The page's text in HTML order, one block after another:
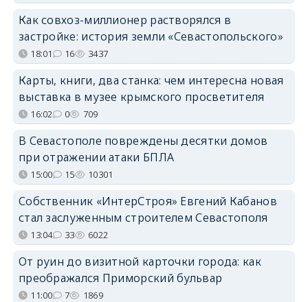
Как совхоз-миллионер растворялся в
застройке: история земли «Севастопольского»
18:01 16 3437
Карты, книги, два станка: чем интересна новая
выставка в музее крымского просветителя
16:02 0 709
В Севастополе повреждены десятки домов
при отражении атаки БПЛА
15:00 15 10301
Собственник «ИнтерСтроя» Евгений Кабанов
стал заслуженным строителем Севастополя
13:04 33 6022
От руин до визитной карточки города: как
преображался Приморский бульвар
11:00 7 1869